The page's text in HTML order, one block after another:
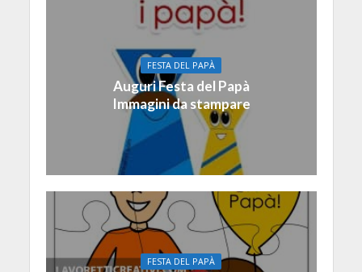
FESTA DEL PAPÀ
Auguri Festa del Papà
Immagini da stampare
FESTA DEL PAPÀ